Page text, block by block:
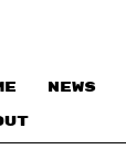
NEWS